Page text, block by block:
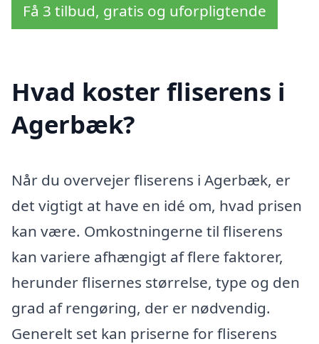
Få 3 tilbud, gratis og uforpligtende
Hvad koster fliserens i
Agerbæk?
Når du overvejer fliserens i Agerbæk, er
det vigtigt at have en idé om, hvad prisen
kan være. Omkostningerne til fliserens
kan variere afhængigt af flere faktorer,
herunder flisernes størrelse, type og den
grad af rengøring, der er nødvendig.
Generelt set kan priserne for fliserens